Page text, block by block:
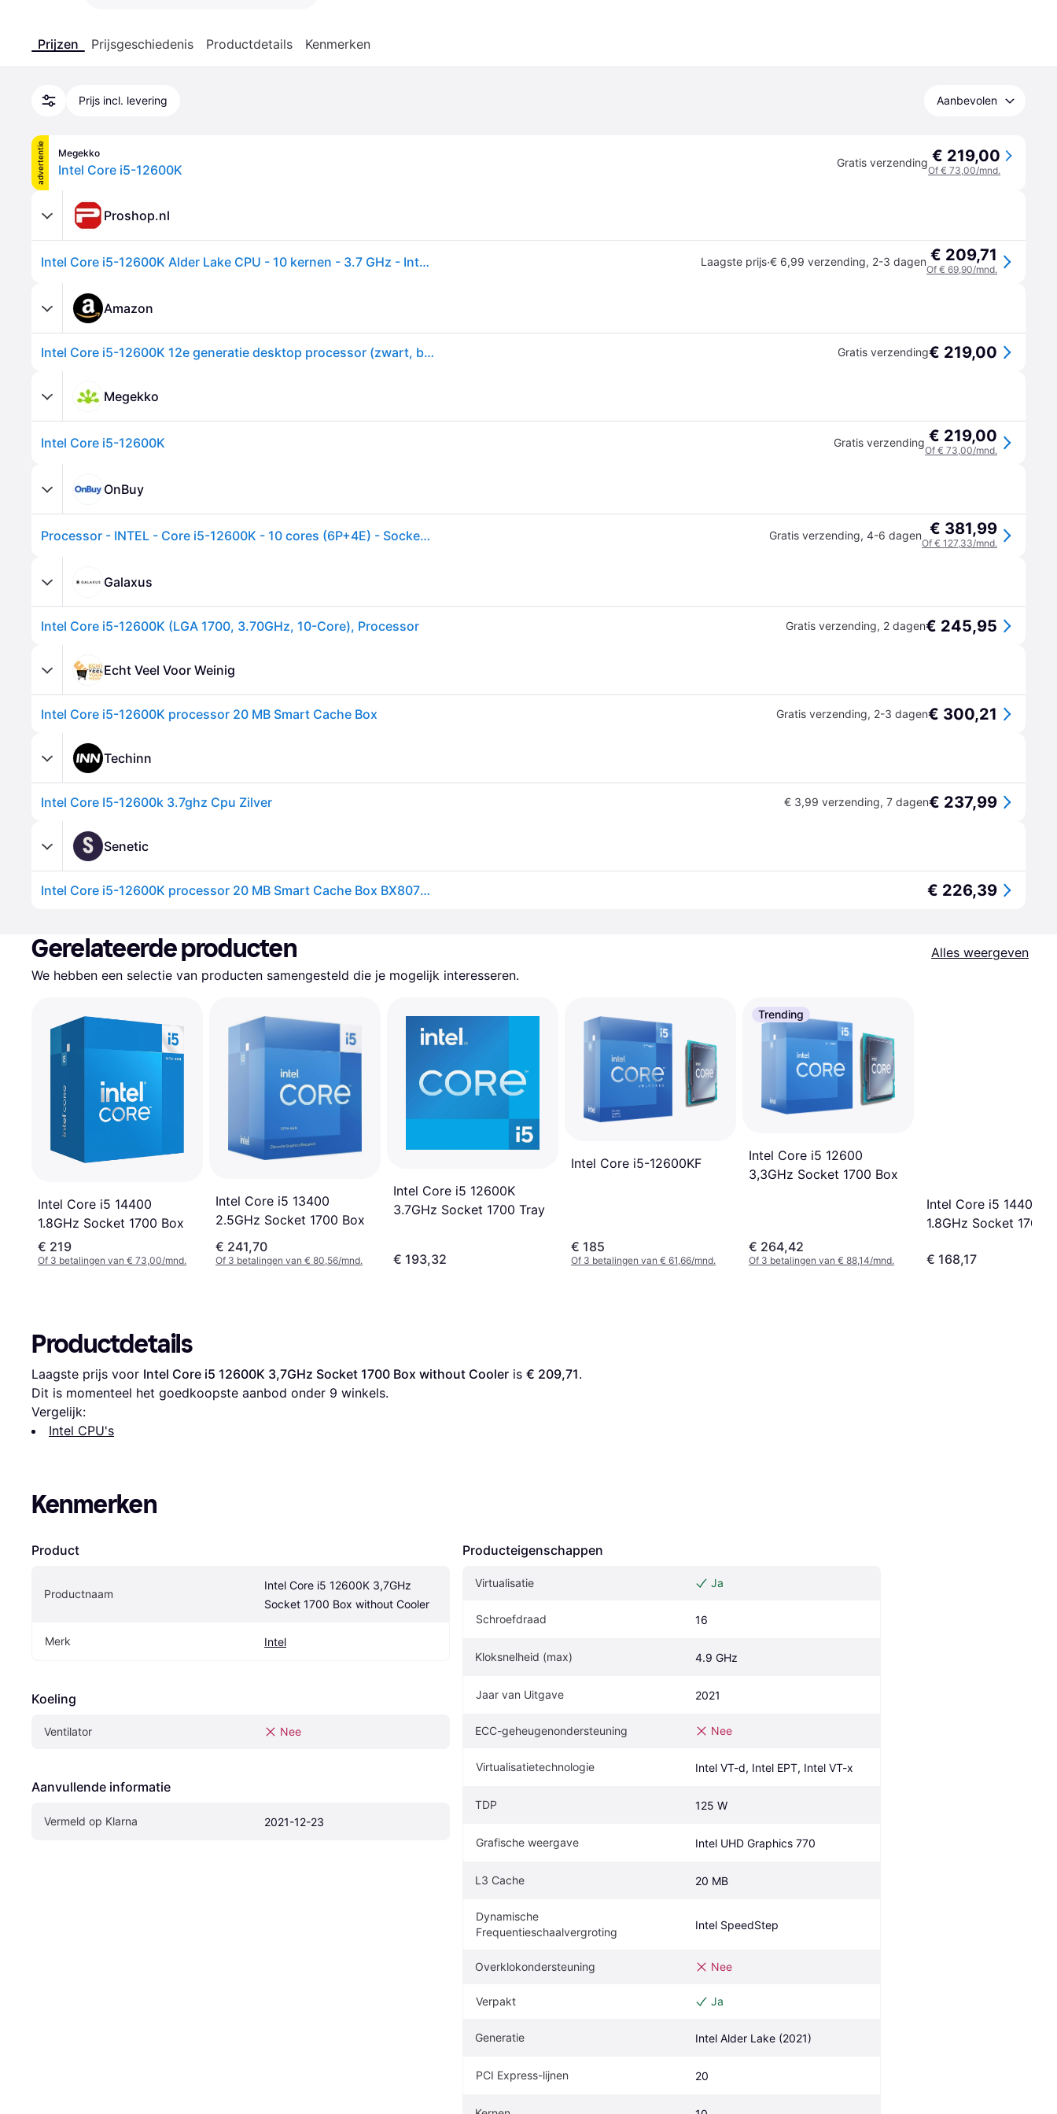
Prijzen Prijsgeschiedenis Productdetails Kenmerken
Prijs incl. levering Aanbevolen
advertentie Megekko
Intel Core i5-12600K Gratis verzending € 219,00
Of € 73,00/mnd.
Proshop.nl
Intel Core i5-12600K Alder Lake CPU - 10 kernen - 3.7 GHz - Intel LGA1700 - Intel Boxed (zonder koeler) Laagste prijs·€ 6,99 verzending, 2-3 dagen € 209,71
Of € 69,90/mnd.
Amazon
Intel Core i5-12600K 12e generatie desktop processor (zwart, basistakt: 3.7GHz Turboboost: 4.9GHz, 6 cores, LGA1700, RAM DDR4 en DDR5 tot 128 GB) BX8071512600K Gratis verzending€ 219,00
Megekko
Intel Core i5-12600K Gratis verzending € 219,00
Of € 73,00/mnd.
OnBuy
Processor - INTEL - Core i5-12600K - 10 cores (6P+4E) - Socket LGA1700 - Chipset Serie 600 - TDP 125W (BX8071512600K) Gratis verzending, 4-6 dagen € 381,99
Of € 127,33/mnd.
Galaxus
Intel Core i5-12600K (LGA 1700, 3.70GHz, 10-Core), Processor Gratis verzending, 2 dagen€ 245,95
Echt Veel Voor Weinig
Intel Core i5-12600K processor 20 MB Smart Cache Box Gratis verzending, 2-3 dagen€ 300,21
Techinn
Intel Core I5-12600k 3.7ghz Cpu Zilver € 3,99 verzending, 7 dagen€ 237,99
S Senetic
Intel Core i5-12600K processor 20 MB Smart Cache Box BX8071512600K € 226,39
Gerelateerde producten
Alles weergeven
We hebben een selectie van producten samengesteld die je mogelijk interesseren.
Intel Core i5 14400
1.8GHz Socket 1700 Box
€ 219
Of 3 betalingen van € 73,00/mnd.
Intel Core i5 13400
2.5GHz Socket 1700 Box
€ 241,70
Of 3 betalingen van € 80,56/mnd.
Intel Core i5 12600K
3.7GHz Socket 1700 Tray
€ 193,32
Intel Core i5-12600KF
€ 185
Of 3 betalingen van € 61,66/mnd.
Trending
Intel Core i5 12600
3,3GHz Socket 1700 Box
€ 264,42
Of 3 betalingen van € 88,14/mnd.
Intel Core i5 14400F
1.8GHz Socket 1700
€ 168,17
Productdetails
Laagste prijs voor Intel Core i5 12600K 3,7GHz Socket 1700 Box without Cooler is € 209,71.
Dit is momenteel het goedkoopste aanbod onder 9 winkels.
Vergelijk:
Intel CPU's
Kenmerken
Product
Productnaam
Intel Core i5 12600K 3,7GHz
Socket 1700 Box without Cooler
Merk Intel
Koeling
Ventilator Nee
Aanvullende informatie
Vermeld op Klarna 2021-12-23
Producteigenschappen
Virtualisatie Ja
Schroefdraad 16
Kloksnelheid (max) 4.9 GHz
Jaar van Uitgave 2021
ECC-geheugenondersteuning Nee
Virtualisatietechnologie Intel VT-d, Intel EPT, Intel VT-x
TDP 125 W
Grafische weergave Intel UHD Graphics 770
L3 Cache 20 MB
Dynamische
Frequentieschaalvergroting
Intel SpeedStep
Overklokondersteuning Nee
Verpakt Ja
Generatie Intel Alder Lake (2021)
PCI Express-lijnen 20